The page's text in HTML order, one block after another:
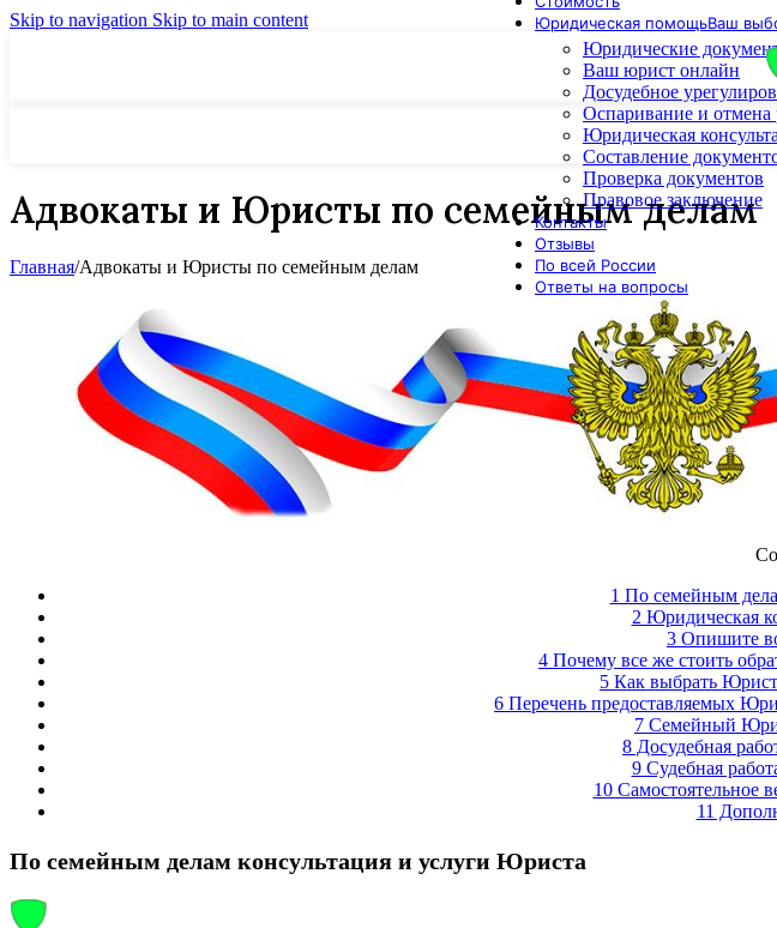
Skip to navigation Skip to main content
Юридическая помощьВаш
Юридические
Ваш юрист онлайн
Досудебное
Оспаривание и
Юридическая
Составление
Проверка документов
Правовое заключение
Контакты
Отзывы
По всей России
Ответы на вопросы
Адвокаты и Юристы по семейным делам
Главная/Адвокаты и Юристы по семейным делам
1 По семейным
2 Юридическая
3 Опишите
4 Почему все же стоить
5 Как выбрать
6 Перечень предоставляемых
7 Семейный
8 Досудебная
9 Судебная
10 Самостоятельное
11
По семейным делам консультация и услуги Юриста